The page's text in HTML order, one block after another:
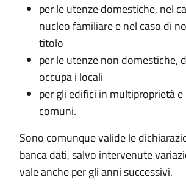
per le utenze domestiche, nel
nucleo familiare e nel caso di
titolo
per le utenze non domestiche,
occupa i locali
per gli edifici in multiproprietà
comuni.
Sono comunque valide le
banca dati, salvo intervenute
vale anche per gli anni successivi.